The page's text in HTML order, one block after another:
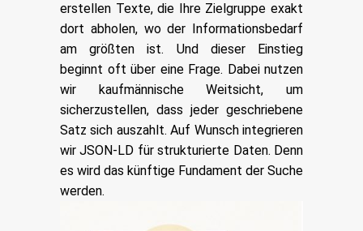
erstellen Texte, die Ihre Zielgruppe exakt
dort abholen, wo der Informationsbedarf
am größten ist. Und dieser Einstieg
beginnt oft über eine Frage. Dabei nutzen
wir kaufmännische Weitsicht, um
sicherzustellen, dass jeder geschriebene
Satz sich auszahlt. Auf Wunsch integrieren
wir JSON-LD für strukturierte Daten. Denn
es wird das künftige Fundament der Suche
werden.